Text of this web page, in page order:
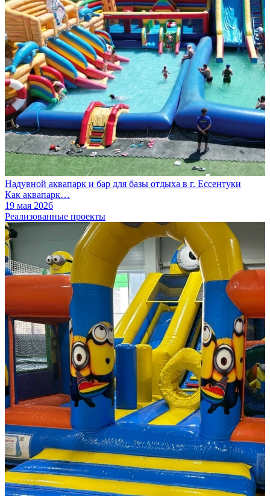
Надувной аквапарк и бар для базы отдыха в г. Ессентуки
Как аквапарк…
19 мая 2026
Реализованные проекты